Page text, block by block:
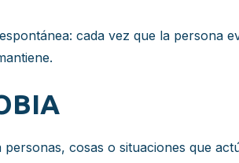
cada vez que la persona
cosas o situaciones que